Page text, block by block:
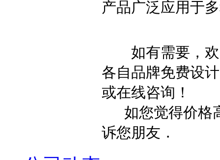
产品广泛应用于
如有需要，欢
各自品牌免费设
或在线咨询！
如您觉得价格
诉您朋友．